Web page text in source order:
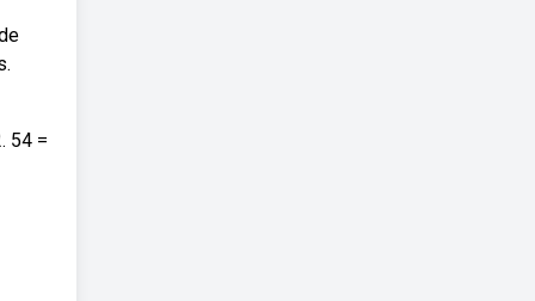
54 =